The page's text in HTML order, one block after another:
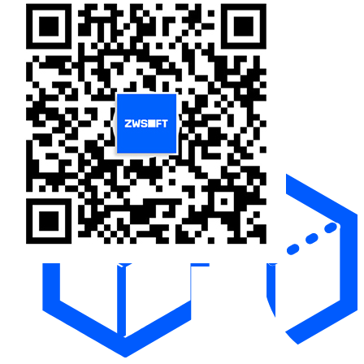
通用解决方案